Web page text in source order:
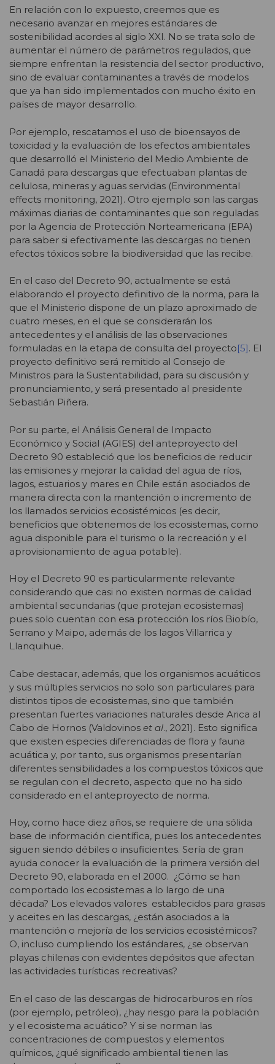
En relación con lo expuesto, creemos que es
necesario avanzar en mejores estándares de
sostenibilidad acordes al siglo XXI. No se trata solo de
aumentar el número de parámetros regulados, que
siempre enfrentan la resistencia del sector productivo,
sino de evaluar contaminantes a través de modelos
que ya han sido implementados con mucho éxito en
países de mayor desarrollo.
Por ejemplo, rescatamos el uso de bioensayos de
toxicidad y la evaluación de los efectos ambientales
que desarrolló el Ministerio del Medio Ambiente de
Canadá para descargas que efectuaban plantas de
celulosa, mineras y aguas servidas (Environmental
effects monitoring, 2021). Otro ejemplo son las cargas
máximas diarias de contaminantes que son reguladas
por la Agencia de Protección Norteamericana (EPA)
para saber si efectivamente las descargas no tienen
efectos tóxicos sobre la biodiversidad que las recibe.
En el caso del Decreto 90, actualmente se está
elaborando el proyecto definitivo de la norma, para la
que el Ministerio dispone de un plazo aproximado de
cuatro meses, en el que se considerarán los
antecedentes y el análisis de las observaciones
formuladas en la etapa de consulta del proyecto[5]. El
proyecto definitivo será remitido al Consejo de
Ministros para la Sustentabilidad, para su discusión y
pronunciamiento, y será presentado al presidente
Sebastián Piñera.
Por su parte, el Análisis General de Impacto
Económico y Social (AGIES) del anteproyecto del
Decreto 90 estableció que los beneficios de reducir
las emisiones y mejorar la calidad del agua de ríos,
lagos, estuarios y mares en Chile están asociados de
manera directa con la mantención o incremento de
los llamados servicios ecosistémicos (es decir,
beneficios que obtenemos de los ecosistemas, como
agua disponible para el turismo o la recreación y el
aprovisionamiento de agua potable).
Hoy el Decreto 90 es particularmente relevante
considerando que casi no existen normas de calidad
ambiental secundarias (que protejan ecosistemas)
pues solo cuentan con esa protección los ríos Biobío,
Serrano y Maipo, además de los lagos Villarrica y
Llanquihue.
Cabe destacar, además, que los organismos acuáticos
y sus múltiples servicios no solo son particulares para
distintos tipos de ecosistemas, sino que también
presentan fuertes variaciones naturales desde Arica al
Cabo de Hornos (Valdovinos et al., 2021). Esto significa
que existen especies diferenciadas de flora y fauna
acuática y, por tanto, sus organismos presentarían
diferentes sensibilidades a los compuestos tóxicos que
se regulan con el decreto, aspecto que no ha sido
considerado en el anteproyecto de norma.
Hoy, como hace diez años, se requiere de una sólida
base de información científica, pues los antecedentes
siguen siendo débiles o insuficientes. Sería de gran
ayuda conocer la evaluación de la primera versión del
Decreto 90, elaborada en el 2000. ¿Cómo se han
comportado los ecosistemas a lo largo de una
década? Los elevados valores establecidos para grasas
y aceites en las descargas, ¿están asociados a la
mantención o mejoría de los servicios ecosistémicos?
O, incluso cumpliendo los estándares, ¿se observan
playas chilenas con evidentes depósitos que afectan
las actividades turísticas recreativas?
En el caso de las descargas de hidrocarburos en ríos
(por ejemplo, petróleo), ¿hay riesgo para la población
y el ecosistema acuático? Y si se norman las
concentraciones de compuestos y elementos
químicos, ¿qué significado ambiental tienen las